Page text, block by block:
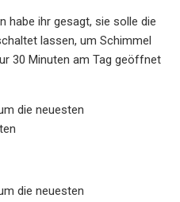
habe ihr gesagt, sie solle die
lassen, um Schimmel
30 Minuten am Tag geöffnet
die neuesten
die neuesten